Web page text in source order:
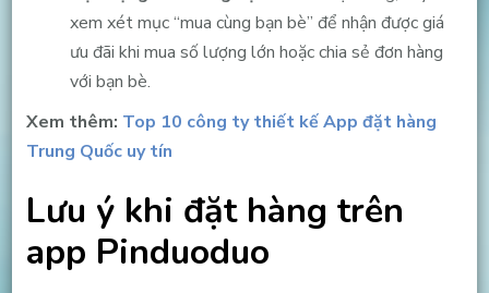
xem xét mục “mua cùng bạn bè” để nhận được giá
ưu đãi khi mua số lượng lớn hoặc chia sẻ đơn hàng
với bạn bè.
Xem thêm: Top 10 công ty thiết kế App đặt hàng
Trung Quốc uy tín
Lưu ý khi đặt hàng trên
app Pinduoduo